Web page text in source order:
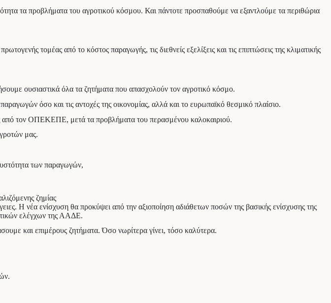
τα προβλήματα του αγροτικού κόσμου. Και πάντοτε προσπαθούμε να εξαντλούμε τα περιθώρια
τομέας από το κόστος παραγωγής, τις διεθνείς εξελίξεις και τις επιπτώσεις της κλιματικής
ουσιαστικά όλα τα ζητήματα που απασχολούν τον αγροτικό κόσμο.
όσο και τις αντοχές της οικονομίας, αλλά και το ευρωπαϊκό θεσμικό πλαίσιο.
από τον ΟΠΕΚΕΠΕ, μετά τα προβλήματα του περασμένου καλοκαιριού.
μας.
των παραγωγών,
ζημίας
Η νέα ενίσχυση θα προκύψει από την αξιοποίηση αδιάθετων ποσών της βασικής ενίσχυσης της
ελέγχων της ΑΑΔΕ.
και επιμέρους ζητήματα. Όσο νωρίτερα γίνει, τόσο καλύτερα.